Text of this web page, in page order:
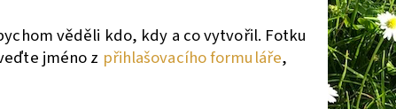
věděli kdo, kdy a co vytvořil. Fotku
jméno z přihlašovacího formuláře,